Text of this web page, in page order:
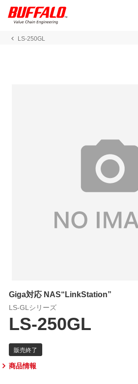
LS-250GL
Giga対応 NAS“LinkStation”
LS-GLシリーズ
LS-250GL
商品情報